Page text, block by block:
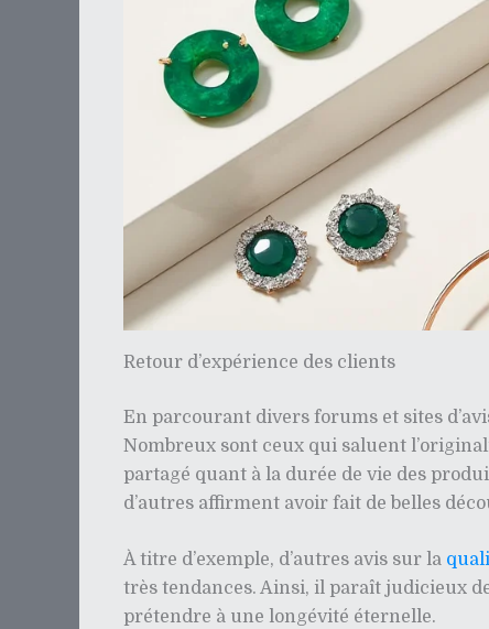
Retour d’expérience des clients
En parcourant divers forums et sites
Nombreux sont ceux qui saluent
partagé quant à la durée de vie des
d’autres affirment avoir fait de belles
À titre d’exemple, d’autres avis sur la
très tendances. Ainsi, il paraît judicieux
prétendre à une longévité éternelle.